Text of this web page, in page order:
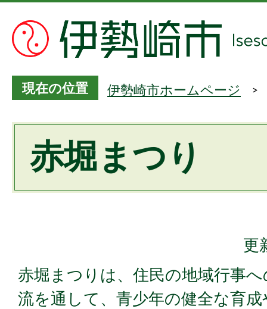
現在の位置 伊勢崎市ホームページ
赤堀まつり
更
赤堀まつりは、住民の地域行事
流を通して、青少年の健全な育